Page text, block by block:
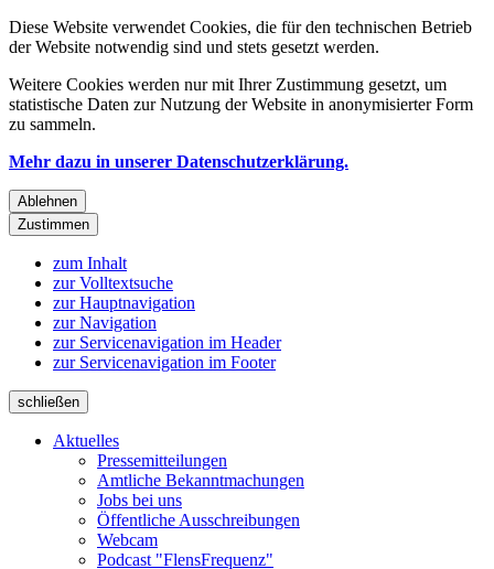
Diese Website verwendet Cookies, die für den technischen Betrieb
der Website notwendig sind und stets gesetzt werden.
Weitere Cookies werden nur mit Ihrer Zustimmung gesetzt, um
statistische Daten zur Nutzung der Website in anonymisierter Form
zu sammeln.
Mehr dazu in unserer Datenschutzerklärung.
Ablehnen
Zustimmen
zum Inhalt
zur Volltextsuche
zur Hauptnavigation
zur Navigation
zur Servicenavigation im Header
zur Servicenavigation im Footer
schließen
Aktuelles
Pressemitteilungen
Amtliche Bekanntmachungen
Jobs bei uns
Öffentliche Ausschreibungen
Webcam
Podcast "FlensFrequenz"